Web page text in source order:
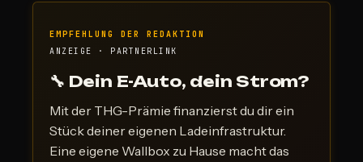
EMPFEHLUNG DER REDAKTION
ANZEIGE · PARTNERLINK
🔧 Dein E-Auto, dein Strom?
Mit der THG-Prämie finanzierst du dir ein
Stück deiner eigenen Ladeinfrastruktur.
Eine eigene Wallbox zu Hause macht das